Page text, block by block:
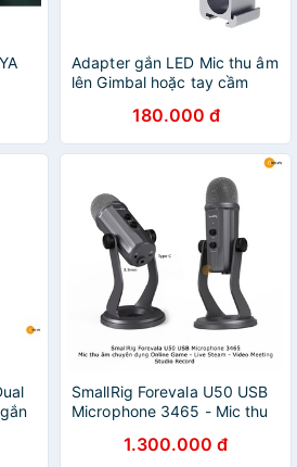
Adapter gắn LED Mic thu âm
lên Gimbal hoặc tay cầm
180.000 đ
SmallRig Forevala U50 USB
Microphone 3465 - Mic thu
1.300.000 đ